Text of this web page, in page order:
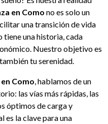
en Como no es solo un
una transición de vida
tiene una historia, cada
Nuestro objetivo es
tu serenidad.
Como, hablamos de un
las vías más rápidas, las
óptimos de carga y
es la clave para una